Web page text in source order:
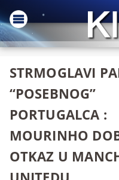
STRMOGLAVI
“POSEBNOG”
PORTUGALCA :
MOURINHO
OTKAZ U